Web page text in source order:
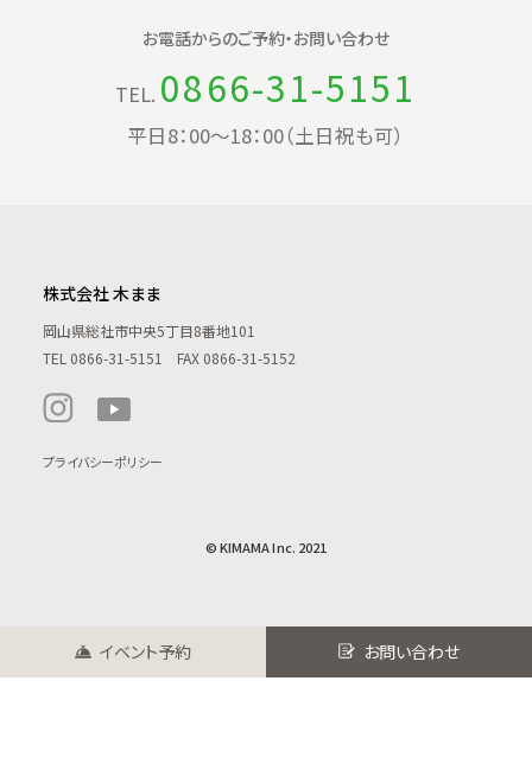
お電話からのご予約・お問い合わせ
TEL. 0866-31-5151
平日8：00〜18：00（土日祝も可）
イベント予約 お問い合わせ
株式会社 木まま
岡山県総社市中央5丁目8番地101
TEL 0866-31-5151 FAX 0866-31-5152
プライバシーポリシー
© KIMAMA Inc. 2021